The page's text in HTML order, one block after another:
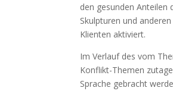
den gesunden Anteilen
Skulpturen und
Klienten aktiviert.
Im Verlauf des vom
Konflikt-Themen
Sprache gebracht